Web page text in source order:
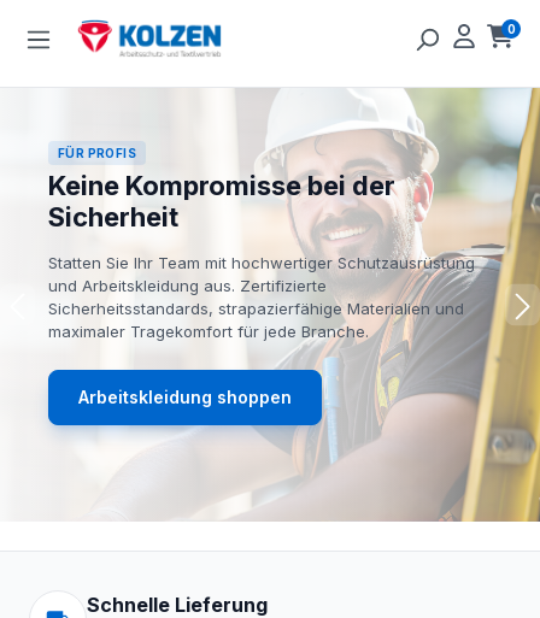
Zum Hauptinhalt springen 0
FÜR PROFIS
Keine Kompromisse bei der
Sicherheit
Statten Sie Ihr Team mit hochwertiger Schutzausrüstung
und Arbeitskleidung aus. Zertifizierte
Sicherheitsstandards, strapazierfähige Materialien und
maximaler Tragekomfort für jede Branche.
Arbeitskleidung shoppen
Arbeitskleidung |
Schnelle Lieferung